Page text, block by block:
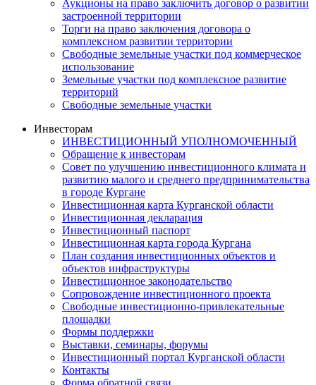
Аукционы на право заключить договор о развитии
застроенной территории
Торги на право заключения договора о
комплексном развитии территории
Свободные земельные участки под коммерческое
использование
Земельные участки под комплексное развитие
территорий
Свободные земельные участки
Инвесторам
ИНВЕСТИЦИОННЫЙ УПОЛНОМОЧЕННЫЙ
Обращение к инвесторам
Совет по улучшению инвестиционного климата и
развитию малого и среднего предпринимательства
в городе Кургане
Инвестиционная карта Курганской области
Инвестиционная декларация
Инвестиционный паспорт
Инвестиционная карта города Кургана
План создания инвестиционных объектов и
объектов инфраструктуры
Инвестиционное законодательство
Сопровождение инвестиционного проекта
Свободные инвестиционно-привлекательные
площадки
Формы поддержки
Выставки, семинары, форумы
Инвестиционный портал Курганской области
Контакты
Форма обратной связи